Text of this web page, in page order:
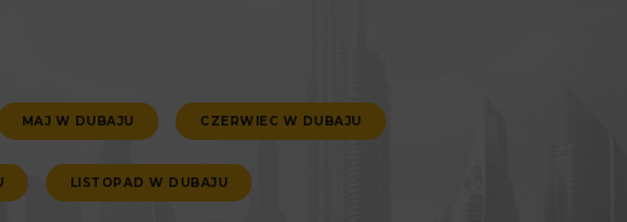
MAJ W DUBAJU CZERWIEC W DUBAJU
LISTOPAD W DUBAJU